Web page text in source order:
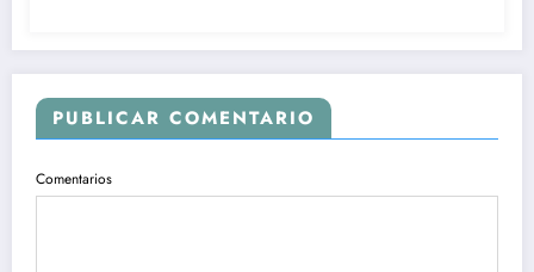
PUBLICAR COMENTARIO
Comentarios